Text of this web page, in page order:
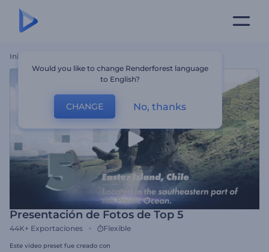
Inicio
Presentación de Fotos de Top 5
44K+ Exportaciones Flexible
Este video preset fue creado con
Would you like to change Renderforest language
to English?
CHANGE No, thanks